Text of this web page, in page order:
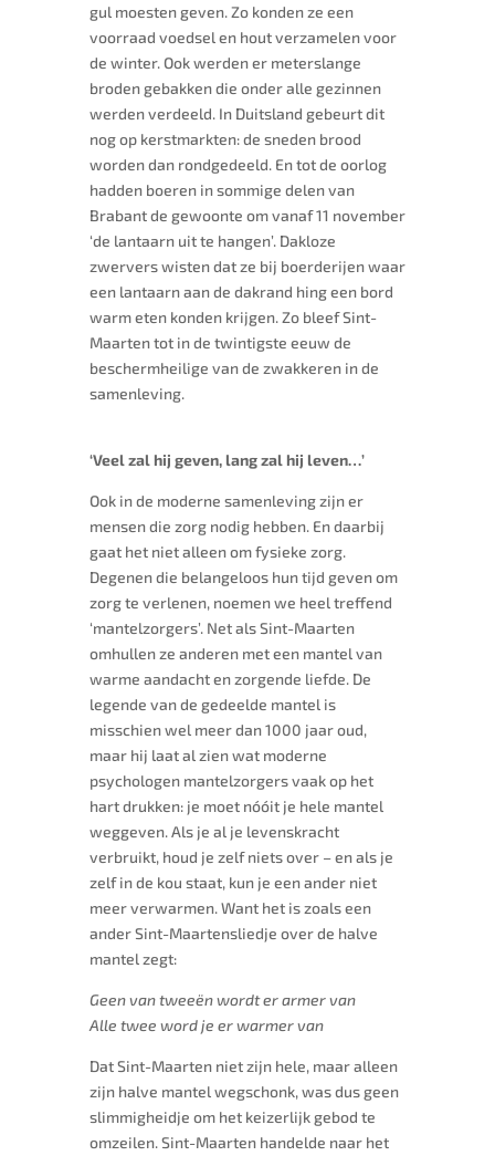
gul moesten geven. Zo konden ze een
voorraad voedsel en hout verzamelen voor
de winter. Ook werden er meterslange
broden gebakken die onder alle gezinnen
werden verdeeld. In Duitsland gebeurt dit
nog op kerstmarkten: de sneden brood
worden dan rondgedeeld. En tot de oorlog
hadden boeren in sommige delen van
Brabant de gewoonte om vanaf 11 november
‘de lantaarn uit te hangen’. Dakloze
zwervers wisten dat ze bij boerderijen waar
een lantaarn aan de dakrand hing een bord
warm eten konden krijgen. Zo bleef Sint-
Maarten tot in de twintigste eeuw de
beschermheilige van de zwakkeren in de
samenleving.
‘Veel zal hij geven, lang zal hij leven…’
Ook in de moderne samenleving zijn er
mensen die zorg nodig hebben. En daarbij
gaat het niet alleen om fysieke zorg.
Degenen die belangeloos hun tijd geven om
zorg te verlenen, noemen we heel treffend
‘mantelzorgers’. Net als Sint-Maarten
omhullen ze anderen met een mantel van
warme aandacht en zorgende liefde. De
legende van de gedeelde mantel is
misschien wel meer dan 1000 jaar oud,
maar hij laat al zien wat moderne
psychologen mantelzorgers vaak op het
hart drukken: je moet nóóit je hele mantel
weggeven. Als je al je levenskracht
verbruikt, houd je zelf niets over – en als je
zelf in de kou staat, kun je een ander niet
meer verwarmen. Want het is zoals een
ander Sint-Maartensliedje over de halve
mantel zegt:
Geen van tweeën wordt er armer van
Alle twee word je er warmer van
Dat Sint-Maarten niet zijn hele, maar alleen
zijn halve mantel wegschonk, was dus geen
slimmigheidje om het keizerlijk gebod te
omzeilen. Sint-Maarten handelde naar het